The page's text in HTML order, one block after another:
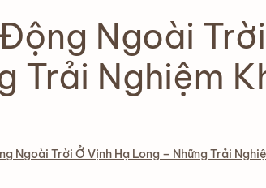
Ngoài
Trải Nghiệm
Ngoài Trời Ở Vịnh Hạ Long – Những Trải